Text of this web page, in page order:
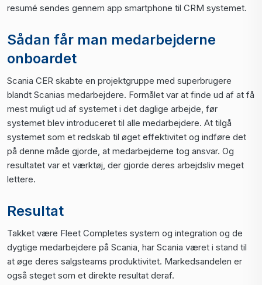
resumé sendes gennem app smartphone til CRM systemet.
Sådan får man medarbejderne
onboardet
Scania CER skabte en projektgruppe med superbrugere
blandt Scanias medarbejdere. Formålet var at finde ud af at få
mest muligt ud af systemet i det daglige arbejde, før
systemet blev introduceret til alle medarbejdere. At tilgå
systemet som et redskab til øget effektivitet og indføre det
på denne måde gjorde, at medarbejderne tog ansvar. Og
resultatet var et værktøj, der gjorde deres arbejdsliv meget
lettere.
Resultat
Takket være Fleet Completes system og integration og de
dygtige medarbejdere på Scania, har Scania været i stand til
at øge deres salgsteams produktivitet. Markedsandelen er
også steget som et direkte resultat deraf.